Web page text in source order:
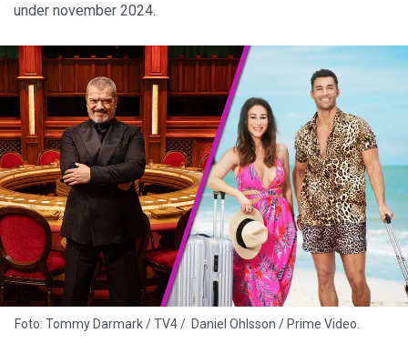
under november 2024.
Foto: Tommy Darmark / TV4 / Daniel Ohlsson / Prime Video.